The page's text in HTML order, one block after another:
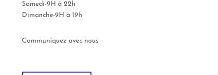
Samedi-9H à 22h
Dimanche-9H à 19h
Communiquez avec nous